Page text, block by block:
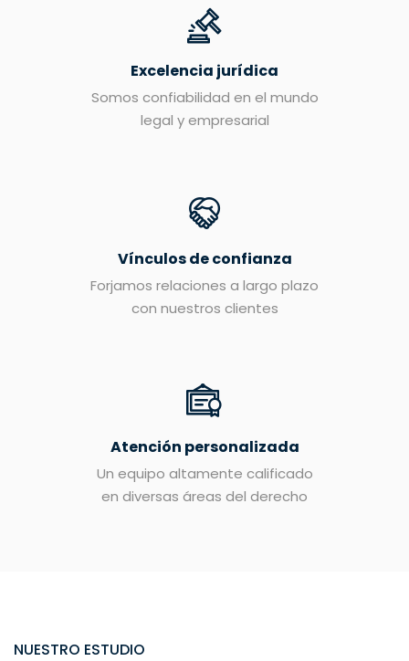
Excelencia jurídica
Somos confiabilidad en el mundo
legal y empresarial
Vínculos de confianza
Forjamos relaciones a largo plazo
con nuestros clientes
Atención personalizada
Un equipo altamente calificado
en diversas áreas del derecho
NUESTRO ESTUDIO